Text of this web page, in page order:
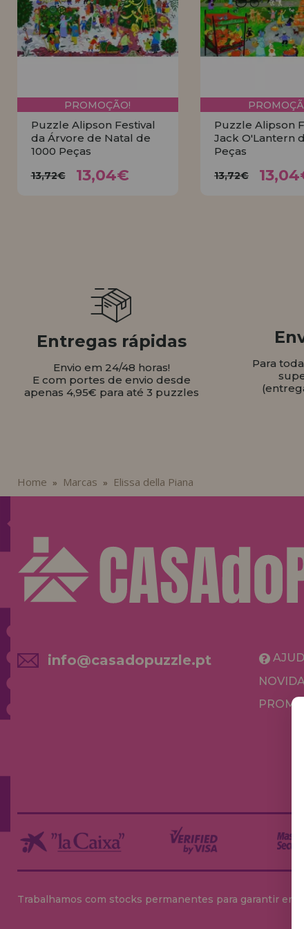
LIQUIDAÇÕES
PROMOÇÃO!
Puzzle Alipson Festival
da Árvore de Natal de
1000 Peças
13,72€ 13,04€
Puzzle Alipson
Jack O'Lantern
Peças
13,72€
Entregas rápidas
Envio em 24/48 horas!
E com portes de envio desde
apenas 4,95€ para até 3 puzzles
Para
Home » Marcas » Elissa della Piana
info@casadopuzzle.pt
Trabalhamos com stocks permanentes para garantir